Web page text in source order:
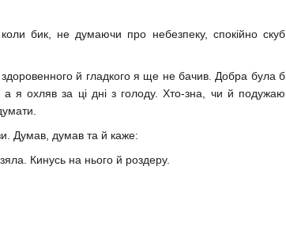
бик, не думаючи про небезпеку, спокійно скуб
й гладкого я ще не бачив. Добра була б
я охляв за ці дні з голоду. Хто-зна, чи й подужаю
Думав, думав та й каже:
Кинусь на нього й роздеру.